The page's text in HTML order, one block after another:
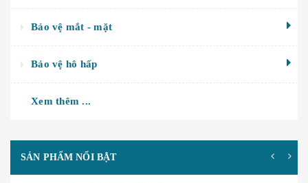
Bảo vệ mắt - mặt
Bảo vệ hô hấp
Xem thêm ...
SẢN PHẨM NỔI BẬT